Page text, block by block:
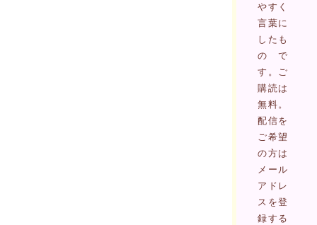
やすく
言葉に
したも
ので
す。ご
購読は
無料。
配信を
ご希望
の方は
メール
アドレ
スを登
録する